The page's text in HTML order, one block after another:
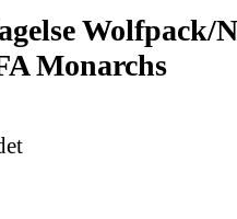
Wolfpack/
Monarchs